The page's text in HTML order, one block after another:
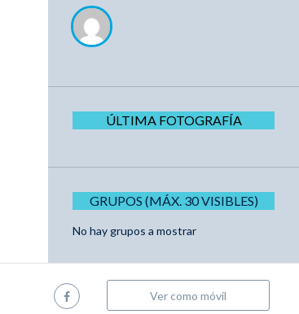
ÚLTIMA FOTOGRAFÍA
GRUPOS (MÁX. 30 VISIBLES)
No hay grupos a mostrar